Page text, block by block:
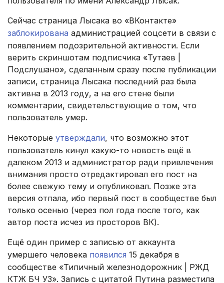
Сейчас страница Лысака во «ВКонтакте»
заблокирована администрацией соцсети в связи с
появлением подозрительной активности. Если
верить скриншотам подписчика «Тутаев |
Подслушано», сделанным сразу после публикации
записи, страница Лысака последний раз была
активна в 2013 году, а на его стене были
комментарии, свидетельствующие о том, что
пользователь умер.
Некоторые утверждали, что возможно этот
пользователь кинул какую-то новость ещё в
далеком 2013 и администратор ради привлечения
внимания просто отредактировал его пост на
более свежую тему и опубликовал. Позже эта
версия отпала, ибо первый пост в сообществе был
только осенью (через пол года после того, как
автор поста исчез из просторов ВК).
Ещё один пример с записью от аккаунта
умершего человека появился 15 декабря в
сообществе «Типичный железнодорожник | РЖД
КТЖ БЧ УЗ». Запись с цитатой Путина разместила